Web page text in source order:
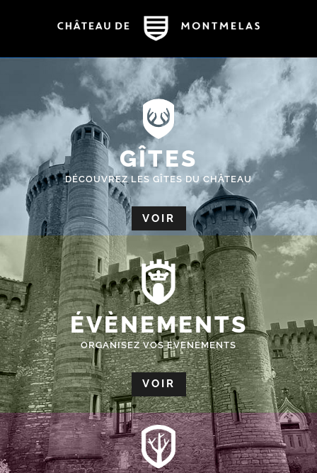
GÎTES
DÉCOUVREZ LES GÎTES DU CHÂTEAU
VOIR
ÉVÈNEMENTS
ORGANISEZ VOS EVENEMENTS
VOIR